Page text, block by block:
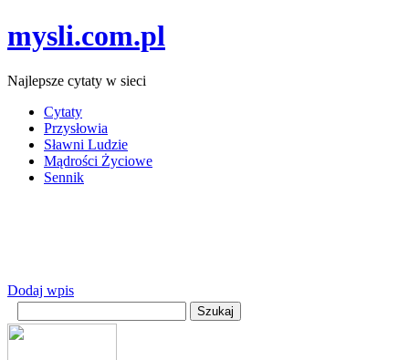
mysli.com.pl
Najlepsze cytaty w sieci
Cytaty
Przysłowia
Sławni Ludzie
Mądrości Życiowe
Sennik
Dodaj wpis